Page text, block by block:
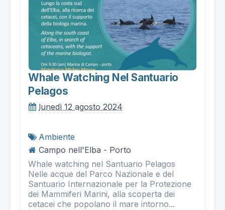
Whale Watching Nel Santuario
Pelagos
lunedì 12 agosto 2024
Ambiente
Campo nell'Elba - Porto
Whale watching nel Santuario Pelagos
Nelle acque del Parco Nazionale e del
Santuario Internazionale per la Protezione
dei Mammiferi Marini, alla scoperta dei
cetacei che popolano il mare intorno...